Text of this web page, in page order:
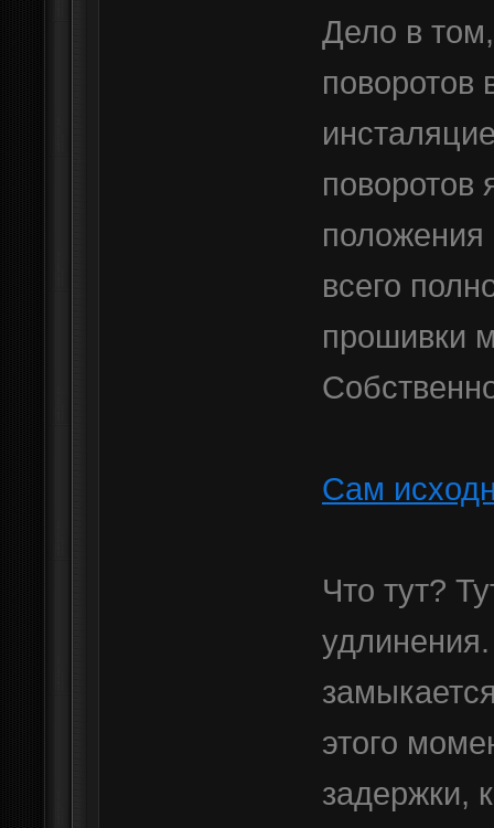
Дело в
поворотов
поворотов
положения
всего
прошивки
Сам
Что тут?
этого
задержки,